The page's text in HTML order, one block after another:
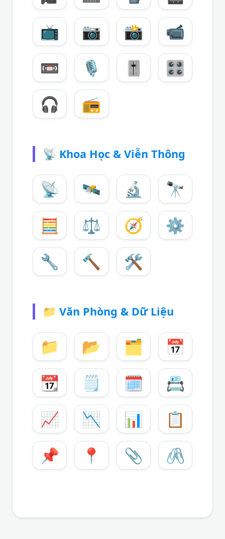
📺
📷 📸
📹
📼
🎙️ 🎚️
🎛️
🎧
📻
📡 Khoa Học & Viễn Thông
📡 🛰️ 🔬
🔭
🧮
⚖️ 🧭
⚙️
🔧
🔨 🛠️
📁 Văn Phòng & Dữ Liệu
📁 📂 🗂️
📅
📆
🗒️ 🗓️
📇
📈
📉 📊
📋
📌
📍 📎 🖇️